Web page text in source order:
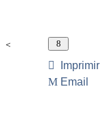
Imprimir
Email
Visitas: 19169